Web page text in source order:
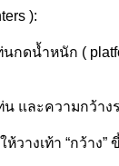
):
น้ำหนัก (
ละความกว้าง
างเท้า “กว้าง”